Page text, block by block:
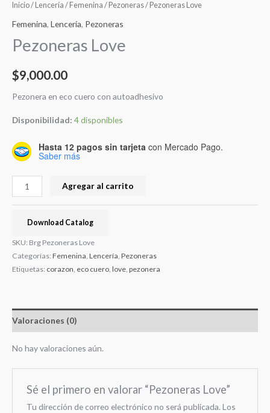
Inicio/ Lencería / Femenina / Pezoneras/ Pezoneras Love
Femenina, Lencería, Pezoneras
Pezoneras Love
$9,000.00
Pezonera en eco cuero con autoadhesivo
Disponibilidad: 4 disponibles
Hasta 12 pagos sin tarjeta con Mercado Pago.
Saber más
Agregar al carrito
Download Catalog
SKU: Brg Pezoneras Love
Categorías: Femenina Lencería Pezoneras
Etiquetas: corazon eco cuero love pezonera
Valoraciones (0)
No hay valoraciones aún.
Sé el primero en valorar “Pezoneras Love”
Tu dirección de correo electrónico no será publicada. Los